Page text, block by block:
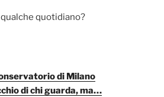
quotidiano?
di Milano
di chi guarda, ma…